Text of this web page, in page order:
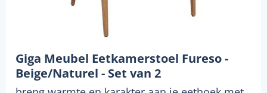
Giga Meubel Eetkamerstoel Fureso -
Beige/Naturel - Set van 2